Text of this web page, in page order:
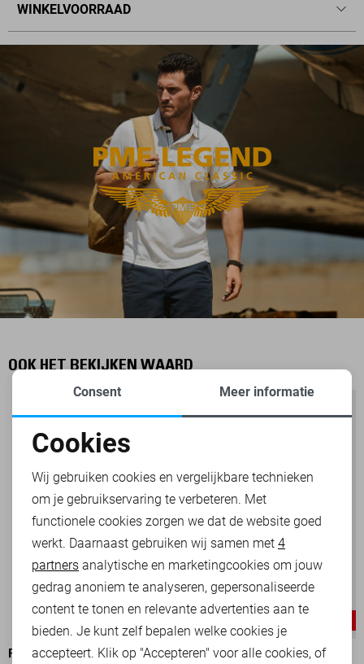
WINKELVOORRAAD
OOK HET BEKIJKEN WAARD
PME LEGEND ACCESSOIRE PME LEGEND JEANS
Noodzakelijke cookies
Personalisatie cookies
Analytische cookies
Marketing cookies
Consent Meer informatie
Cookies
Wij gebruiken cookies en vergelijkbare technieken
om je gebruikservaring te verbeteren. Met
functionele cookies zorgen we dat de website goed
werkt. Daarnaast gebruiken wij samen met 4
partners analytische en marketingcookies om jouw
gedrag anoniem te analyseren, gepersonaliseerde
content te tonen en relevante advertenties aan te
bieden. Je kunt zelf bepalen welke cookies je
accepteert. Klik op "Accepteren" voor alle cookies, of